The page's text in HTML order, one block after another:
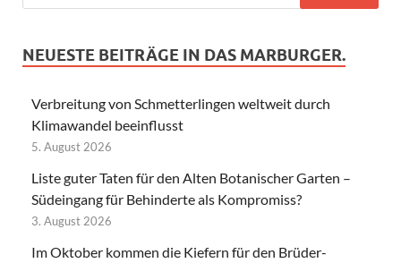
NEUESTE BEITRÄGE IN DAS MARBURGER.
Verbreitung von Schmetterlingen weltweit durch
Klimawandel beeinflusst
5. August 2026
Liste guter Taten für den Alten Botanischer Garten –
Südeingang für Behinderte als Kompromiss?
3. August 2026
Im Oktober kommen die Kiefern für den Brüder-